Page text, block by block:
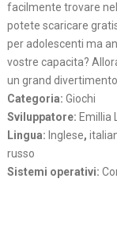
facilmente trovare
potete scaricare
per adolescenti ma
vostre capacita?
un grand
Categoria: Giochi
Sviluppatore: Emillia
Lingua: Inglese,
russo
Sistemi operativi: